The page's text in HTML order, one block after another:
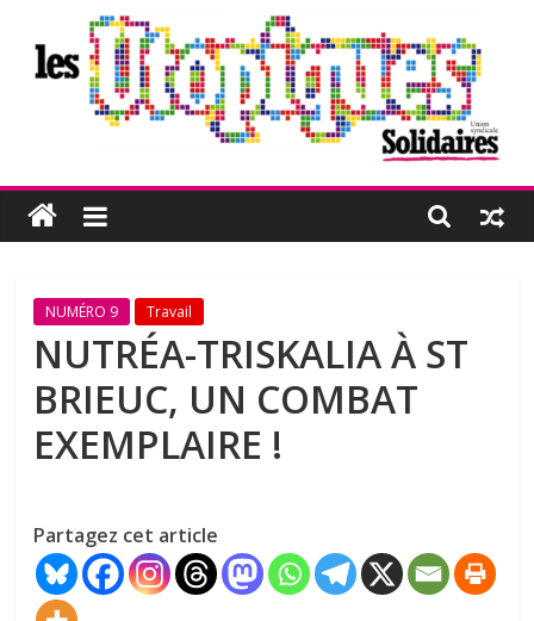
contenu
Les
Utopiques
Revue
réflexion
éditée
par
l'Union
NUMÉRO 9 Travail
NUTRÉA-TRISKALIA À ST
BRIEUC, UN COMBAT
EXEMPLAIRE !
Partagez cet article